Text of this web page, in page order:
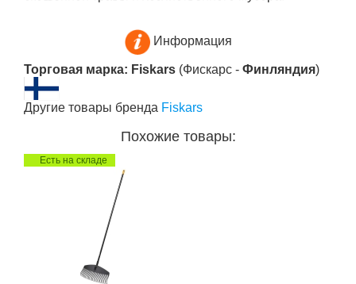
Информация
Торговая марка: Fiskars (Фискарс - Финляндия)
Другие товары бренда Fiskars
Похожие товары:
Есть на складе